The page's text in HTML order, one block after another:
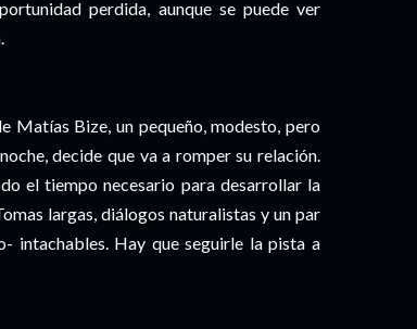
perdida, aunque se puede ver
Matías Bize, un pequeño, modesto, pero
decide que va a romper su relación.
el tiempo necesario para desarrollar la
largas, diálogos naturalistas y un par
intachables. Hay que seguirle la pista a